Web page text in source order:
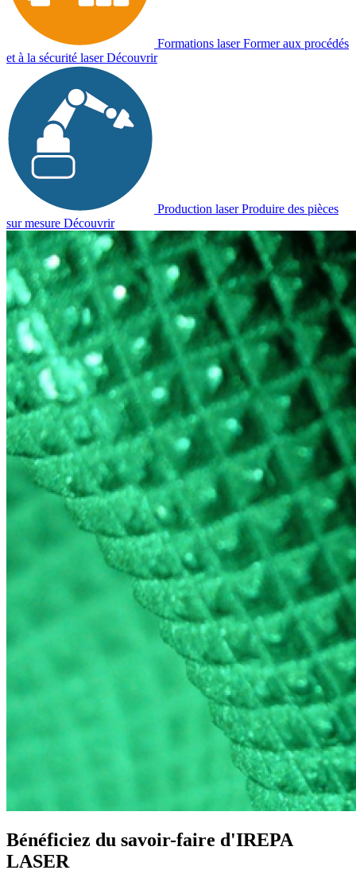
Formations laser Former aux procédés
et à la sécurité laser Découvrir
Production laser Produire des pièces
sur mesure Découvrir
Bénéficiez du savoir-faire d'IREPA
LASER